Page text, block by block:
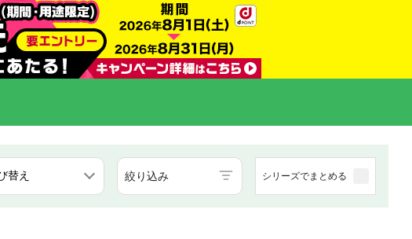
絞り込み シリーズでまとめる